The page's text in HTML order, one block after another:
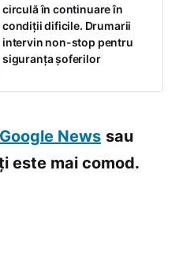
circulă în continuare în
condiții dificile. Drumarii
intervin non-stop pentru
siguranța șoferilor
Google News sau
este mai comod.